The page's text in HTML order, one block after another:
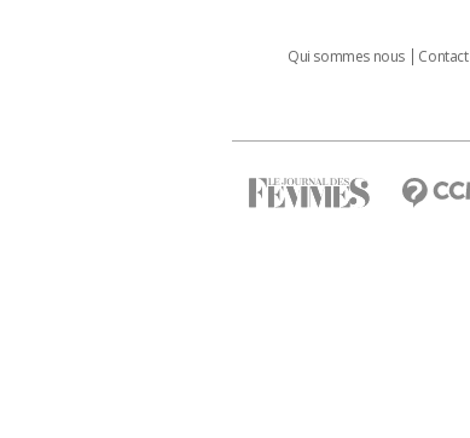
Qui sommes nous Contact